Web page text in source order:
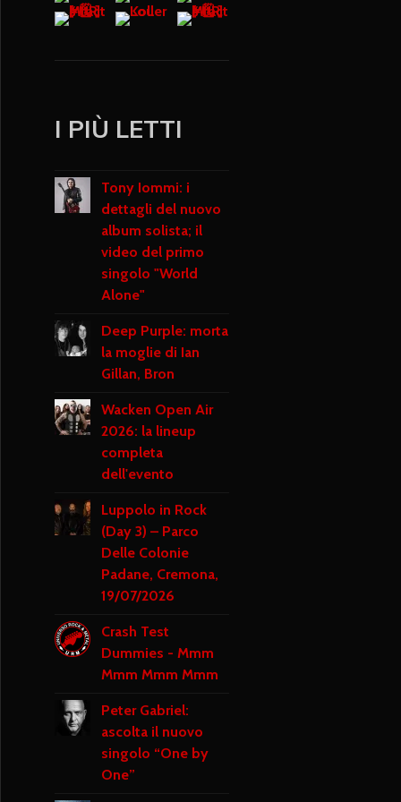
I PIÙ LETTI
Tony Iommi: i
dettagli del nuovo
album solista; il
video del primo
singolo "World
Alone"
Deep Purple: morta
la moglie di Ian
Gillan, Bron
Wacken Open Air
2026: la lineup
completa
dell'evento
Luppolo in Rock
(Day 3) – Parco
Delle Colonie
Padane, Cremona,
19/07/2026
Crash Test
Dummies - Mmm
Mmm Mmm Mmm
Peter Gabriel:
ascolta il nuovo
singolo “One by
One”